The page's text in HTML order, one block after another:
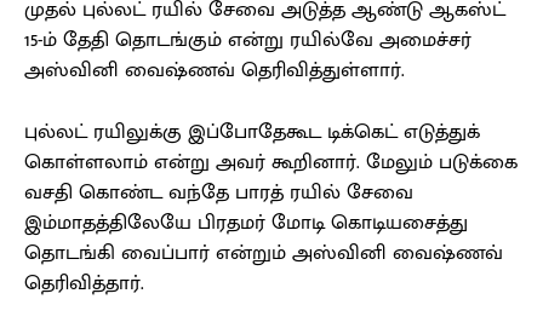
முதல் புல்லட் ரயில் சேவை அடுத்த ஆண்டு ஆகஸ்ட்
15-ம் தேதி தொடங்கும் என்று ரயில்வே அமைச்சர்
அஸ்வினி வைஷ்ணவ் தெரிவித்துள்ளார்.
புல்லட் ரயிலுக்கு இப்போதேகூட டிக்கெட் எடுத்துக்
கொள்ளலாம் என்று அவர் கூறினார். மேலும் படுக்கை
வசதி கொண்ட வந்தே பாரத் ரயில் சேவை
இம்மாதத்திலேயே பிரதமர் மோடி கொடியசைத்து
தொடங்கி வைப்பார் என்றும் அஸ்வினி வைஷ்ணவ்
தெரிவித்தார்.